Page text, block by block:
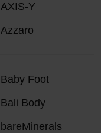
AXIS-Y
Azzaro
Baby Foot
Bali Body
bareMinerals